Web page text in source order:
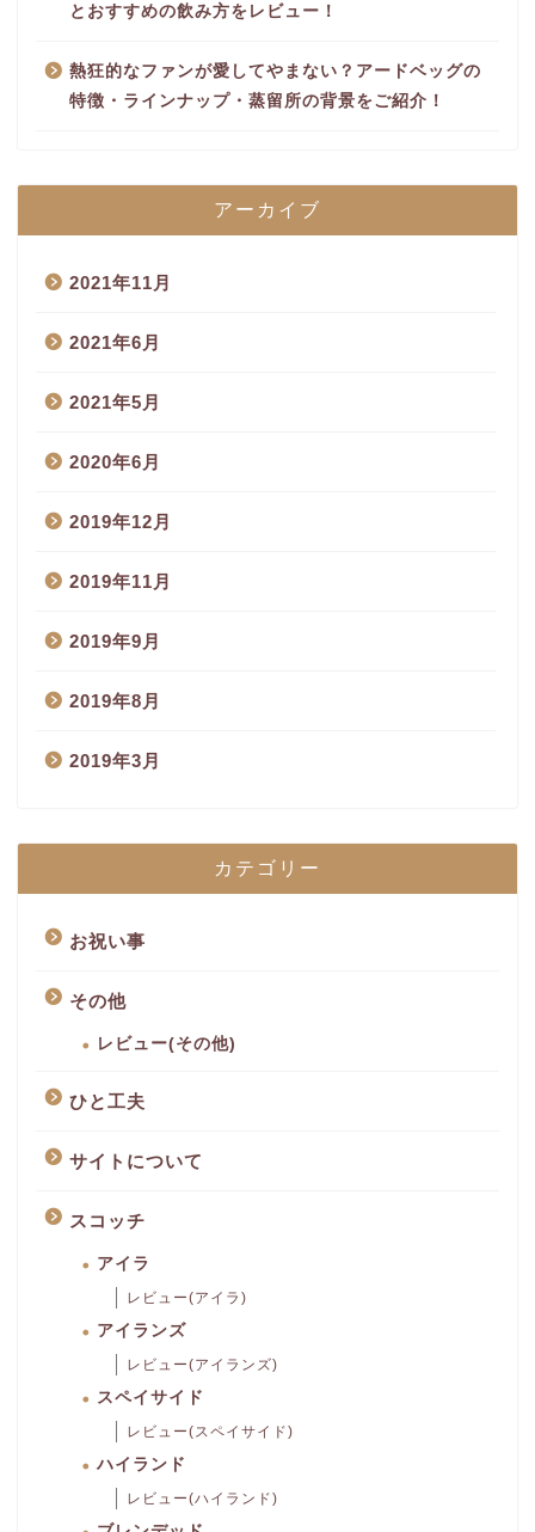
とおすすめの飲み方をレビュー！
熱狂的なファンが愛してやまない？アードベッグの
特徴・ラインナップ・蒸留所の背景をご紹介！
アーカイブ
2021年11月
2021年6月
2021年5月
2020年6月
2019年12月
2019年11月
2019年9月
2019年8月
2019年3月
カテゴリー
お祝い事
その他
レビュー(その他)
ひと工夫
サイトについて
スコッチ
アイラ
レビュー(アイラ)
アイランズ
レビュー(アイランズ)
スペイサイド
レビュー(スペイサイド)
ハイランド
レビュー(ハイランド)